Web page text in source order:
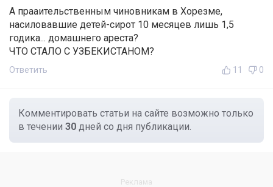
А прааительственным чиновникам в Хорезме,
насиловавшие детей-сирот 10 месяцев лишь 1,5
годика... домашнего ареста?
ЧТО СТАЛО С УЗБЕКИСТАНОМ?
Ответить 11 0
Комментировать статьи на сайте возможно только
в течении 30 дней со дня публикации.